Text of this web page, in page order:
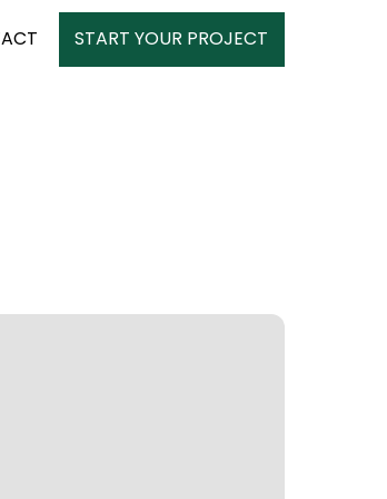
START YOUR PROJECT